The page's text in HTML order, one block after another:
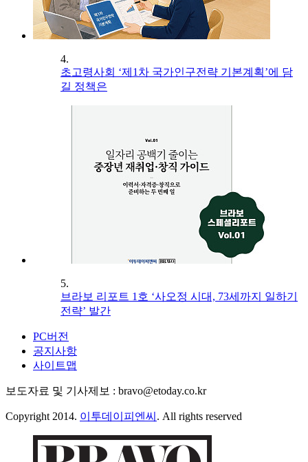
4.
초고령사회 ‘제1차 국가인구전략 기본계획’에 담
길 정책은
5.
브라보 리포트 1호 ‘사오정 시대, 73세까지 일하기
전략’ 발간
PC버전
공지사항
사이트맵
보도자료 및 기사제보 : bravo@etoday.co.kr
Copyright 2014. 이투데이피엔씨 . All rights reserved